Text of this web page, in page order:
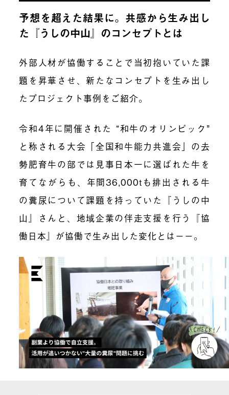
予想を超えた結果に。共感から生み出し
た『うしの中山』のコンセプトとは
外部人材が協働することで当初抱いていた課
題を昇華させ、新たなコンセプトを生み出し
たプロジェクト事例を ご紹介。
令和4年に開催された “和牛のオリンピック”
と称される大会「全国和牛能力共進会」の去
勢肥育牛の部では見事日本一に選ばれた牛を
育てながらも、年間36,000tも排出される牛
の糞尿について課題を持っていた『うしの中
山』さんと、 地域企業の伴走支援を行う『協
働日本』が協働で生み出した変化とはーー。